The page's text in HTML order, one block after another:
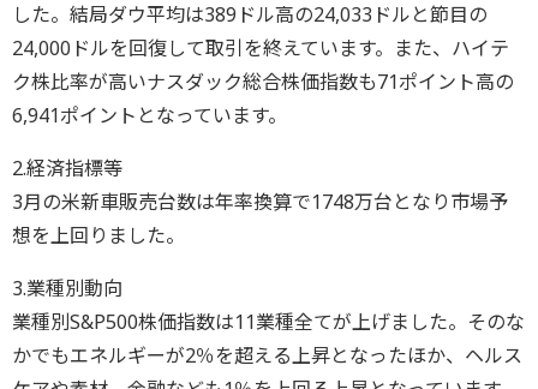
した。結局ダウ平均は389ドル高の24,033ドルと節目の
24,000ドルを回復して取引を終えています。また、ハイテ
ク株比率が高いナスダック総合株価指数も71ポイント高の
6,941ポイントとなっています。
2.経済指標等
3月の米新車販売台数は年率換算で1748万台となり市場予
想を上回りました。
3.業種別動向
業種別S&P500株価指数は11業種全てが上げました。そのな
かでもエネルギーが2％を超える上昇となったほか、ヘルス